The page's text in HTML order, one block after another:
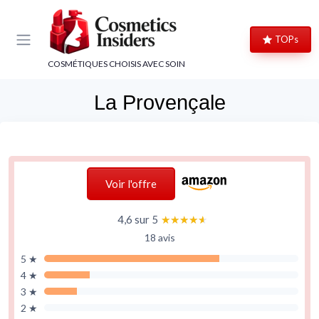
COSMÉTIQUES CHOISIS AVEC SOIN
TOPs
La Provençale
Voir l'offre
4,6 sur 5 ★★★★★
★★★★★
18 avis
5 ★
4 ★
3 ★
2 ★
Panneau de gestion des cookies